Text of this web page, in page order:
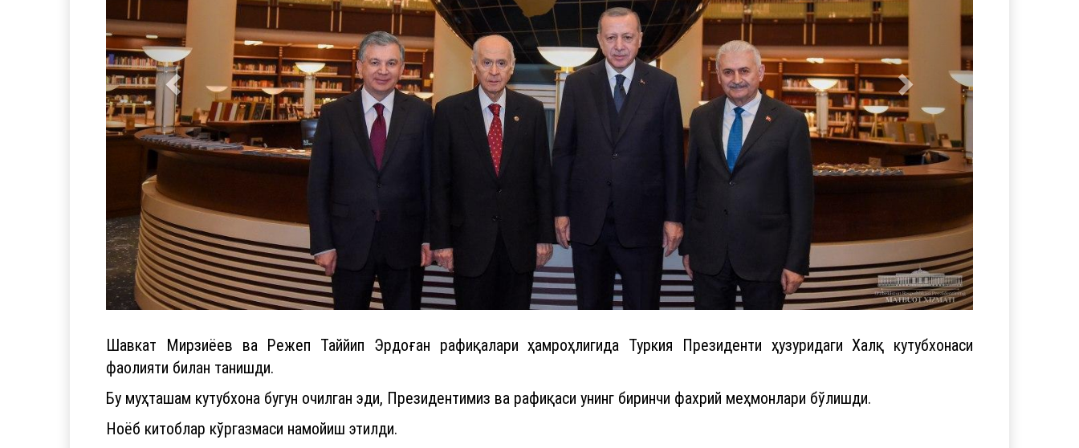
Шавкат Мирзиёев ва Режеп Таййип Эрдоған рафиқалари ҳамроҳлигида Туркия Президенти ҳузуридаги Халқ кутубхонаси
фаолияти билан танишди.
Бу муҳташам кутубхона бугун очилган эди, Президентимиз ва рафиқаси унинг биринчи фахрий меҳмонлари бўлишди.
Ноёб китоблар кўргазмаси намойиш этилди.